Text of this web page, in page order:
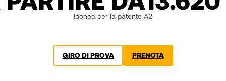
Idonea per la patente A2
GIRO DI PROVA PRENOTA